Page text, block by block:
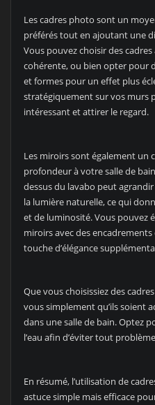
Les cadres photo sont un
préférés tout en ajoutant une
Vous pouvez choisir des
cohérente, ou bien opter pour
et formes pour un effet plus
stratégiquement sur vos murs
intéressant et attirer le regard.
Les miroirs sont également un
profondeur à votre salle de
dessus du lavabo peut
la lumière naturelle, ce qui
et de luminosité. Vous pouvez
miroirs avec des
touche d’élégance
Que vous choisissiez des
vous simplement qu’ils soient
dans une salle de bain. Optez
l’eau afin d’éviter tout
En résumé, l’utilisation de
astuce simple mais efficace